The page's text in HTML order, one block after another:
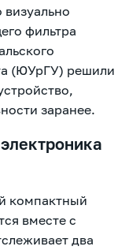
фильтра
(ЮУрГУ) решили
заранее.
компактный
вместе с
два